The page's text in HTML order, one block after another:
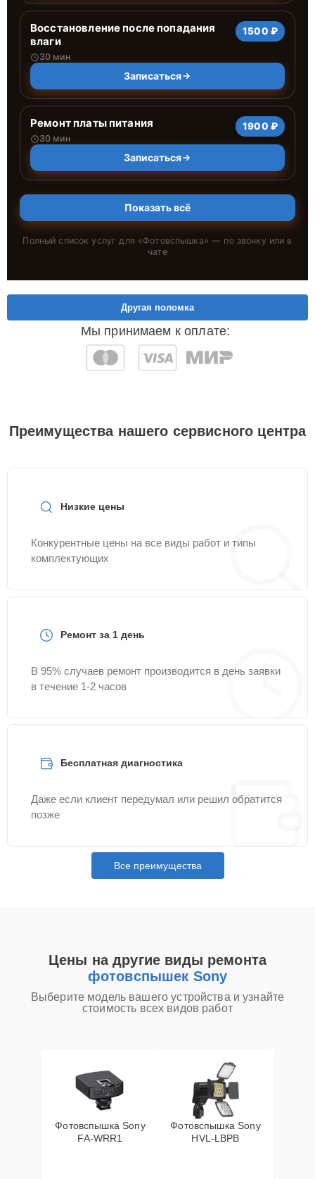
Восстановление после попадания
влаги
30 мин
1500 ₽
Записаться
Ремонт платы питания
30 мин
1900 ₽
Записаться
Показать всё
Полный список услуг для «Фотовспышка» — по звонку или в
чате
Мы принимаем к оплате:
Другая поломка
Преимущества нашего сервисного центра
Низкие цены
Конкурентные цены на все виды работ и типы
комплектующих
Ремонт за 1 день
В 95% случаев ремонт производится в день заявки
в течение 1-2 часов
Бесплатная диагностика
Даже если клиент передумал или решил обратится
позже
Все преимущества
Цены на другие виды ремонта
фотовспышек Sony
Выберите модель вашего устройства и узнайте
стоимость всех видов работ
Фотовспышка Sony
FA-WRR1
Фотовспышка Sony
HVL-LBPB